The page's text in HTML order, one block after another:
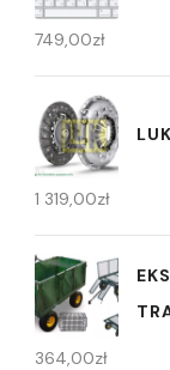
749,00zł
1 319,00zł
364,00zł